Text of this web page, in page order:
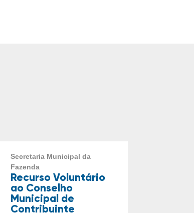
Secretaria Municipal da
Fazenda
Recurso Voluntário
ao Conselho
Municipal de
Contribuinte